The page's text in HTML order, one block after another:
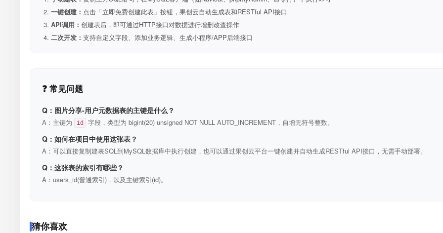
一键创建： 点击「立即免费创建此表」按钮，果创云自动生成表和RESTful API接口
API调用： 创建表后，即可通过HTTP接口对数据进行增删改查操作
二次开发： 支持自定义字段、添加业务逻辑、生成小程序/APP后端接口
❓ 常见问题
Q：图片分享-用户元数据表的主键是什么？
A：主键为 id 字段，类型为 bigint(20) unsigned NOT NULL AUTO_INCREMENT，自增无符号整数。
Q：如何在项目中使用这张表？
A：可以直接复制建表SQL到MySQL数据库中执行创建，也可以通过果创云平台一键创建并自动生成RESTful API接口，无需手动部署。
Q：这张表的索引有哪些？
A：users_id(普通索引)，以及主键索引(id)。
猜你喜欢